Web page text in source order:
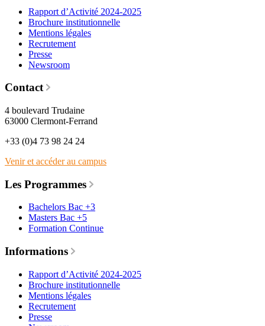
Rapport d’Activité 2024-2025
Brochure institutionnelle
Mentions légales
Recrutement
Presse
Newsroom
Contact
4 boulevard Trudaine
63000 Clermont-Ferrand
+33 (0)4 73 98 24 24
Venir et accéder au campus
Les Programmes
Bachelors Bac +3
Masters Bac +5
Formation Continue
Informations
Rapport d’Activité 2024-2025
Brochure institutionnelle
Mentions légales
Recrutement
Presse